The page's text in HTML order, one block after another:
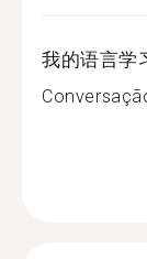
我的语言学